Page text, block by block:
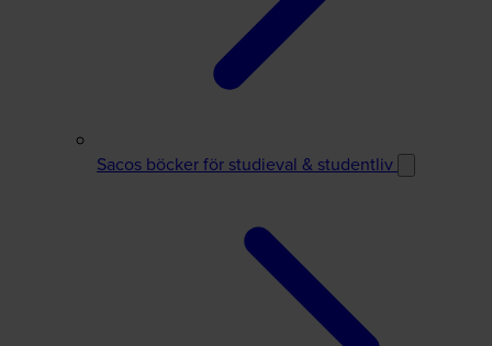
Sacos böcker för studieval & studentliv